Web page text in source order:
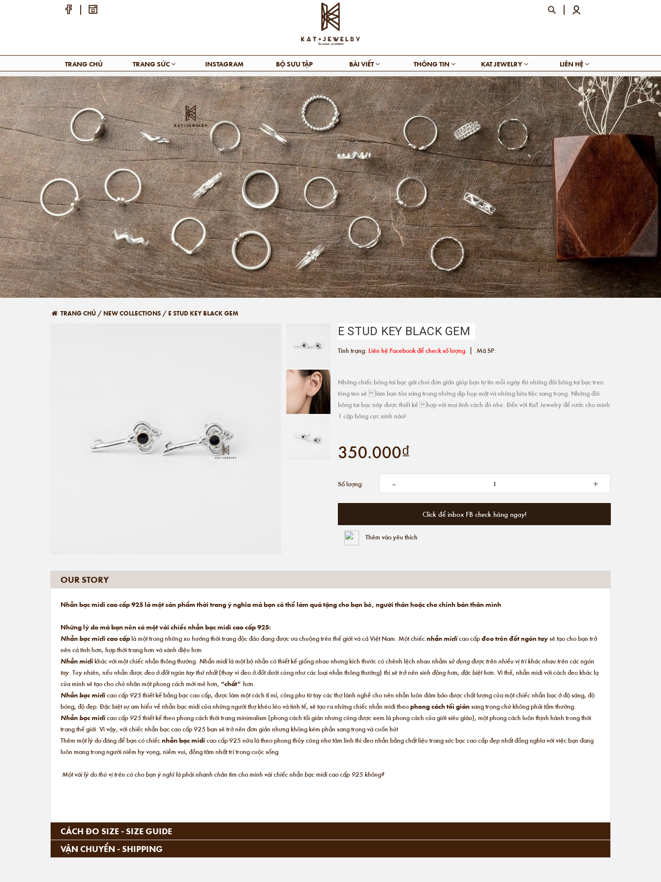
TRANG CHỦ TRANG SỨC INSTAGRAM BỘ SƯU TẬP BÀI VIẾT THÔNG TIN KAT JEWELRY LIÊN HỆ
TRANG CHỦ / NEW COLLECTIONS / E STUD KEY BLACK GEM
E STUD KEY BLACK GEM
Tình trạng: Liên hệ Facebook để check số lượng | Mã SP:
Những chiếc bông tai bạc gài chui đơn giản giúp bạn tự tin mỗi ngày thì những đôi bông tai bạc treo
tòng ten sẽ làm bạn tỏa sáng trong những dịp họp mặt và những bữa tiệc sang trọng. Những đôi
bông tai bạc này được thiết kế hợp với mọi tính cách đó nhe. Đến với KaT Jewelry để rước cho mình
1 cặp bông cực xinh nào!
350.000₫
Số lượng: - +
Click để inbox FB check hàng ngay!
Thêm vào yêu thích
OUR STORY
Nhẫn bạc midi cao cấp 925 là một sản phẩm thời trang ý nghĩa mà bạn có thể làm quà tặng cho bạn bè, người thân hoặc cho chính bản thân mình
Những lý do mà bạn nên có một vài chiếc nhẫn bạc midi cao cấp 925:
Nhẫn bạc midi cao cấplà một trong những xu hướng thời trang độc đáo đang được ưa chuộng trên thế giới và cả Việt Nam. Một chiếcnhẫn midicao cấpđeo trên đốt ngón taysẽ tạo cho bạn trở
nên cá tính hơn, hợp thời trang hơn và sành điệu hơn
Nhẫn midikhác với một chiếc nhẫn thông thường. Nhẫn midilà một bộ nhẫn có thiết kế giống nhau nhưng kích thước có chênh lệch nhau nhằmsử dụng được trên nhiều vị trí khác nhau trên các ngón
tay.Tuy nhiên, nếu nhẫn đượcđeo ở đốt ngón tay thứ nhất(thay vì đeo ở đốt dưới cùng như các loại nhẫn thông thường) thì sẽ trở nên sinh động hơn, đặc biệt hơn.Vì thế, nhẫn midi với cách đeo khác lạ
của mình sẽ tạo cho chủ nhân một phong cách mới mẻ hơn,“chất” hơn.
Nhẫn bạc midicao cấp 925thiết kế bằng bạc cao cấp, được làm một cách tỉ mỉ, công phu từ tay các thợ lành nghề cho nên nhẫn luôn đảm bảo được chất lượng của một chiếc nhẫn bạc ở độ sáng, độ
bóng, độ đẹp. Đặc biệt sự am hiểu về nhẫn bạc midi của những người thợ khéo léo và tinh tế, sẽ tạo ra những chiếc nhẫn midi theophong cách tối giảnsang trọng chứ không phải tầm thường.
Nhẫn bạc midicao cấp 925thiết kế theo phong cách thời trang minimalism (phong cách tối giản nhưng cũng được xem là phong cách của giới siêu giàu), một phong cách luôn thịnh hành trong thời
trang thế giới. Vì vậy, với chiếc nhẫn bạc cao cấp 925 bạn sẽ trở nên đơn giản nhưng không kém phần sang trọng và cuốn hút
Thêm một lý do đáng để bạn có chiếcnhẫn bạc midicao cấp 925 nữa là theo phong thủy cũng như tâm linh thì đeo nhẫn bằng chất liệu trang sức bạc cao cấp đẹp nhất đồng nghĩa với việc bạn đang
luôn mang trong người niềm hy vọng, niềm vui, đồng tâm nhất trí trong cuộc sống
Một vài lý do thú vị trên có cho bạn ý nghĩ là phải nhanh chân tìm cho mình vài chiếc nhẫn bạc midi cao cấp 925 không?
CÁCH ĐO SIZE - SIZE GUIDE
VẬN CHUYỂN - SHIPPING